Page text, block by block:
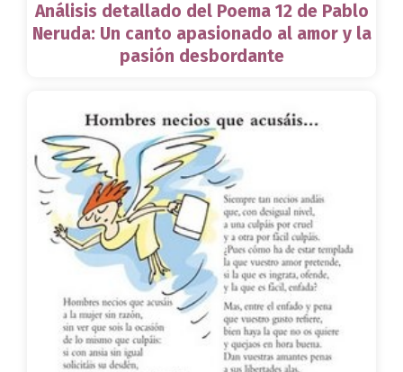
Análisis detallado del Poema 12 de Pablo
Neruda: Un canto apasionado al amor y la
pasión desbordante